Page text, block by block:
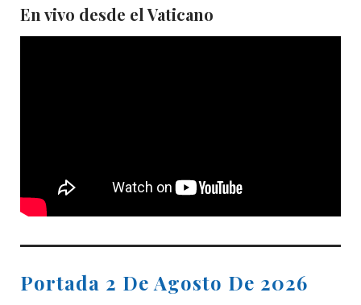
En vivo desde el Vaticano
Portada 2 De Agosto De 2026